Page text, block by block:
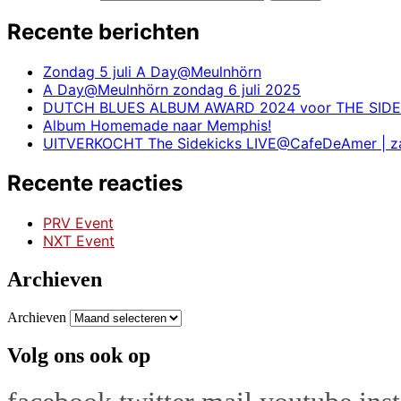
Recente berichten
Zondag 5 juli A Day@Meulnhörn
A Day@Meulnhörn zondag 6 juli 2025
DUTCH BLUES ALBUM AWARD 2024 voor THE
Album Homemade naar Memphis!
UITVERKOCHT The Sidekicks LIVE@CafeDeAmer |
Recente reacties
PRV Event
NXT Event
Archieven
Archieven
Volg ons ook op